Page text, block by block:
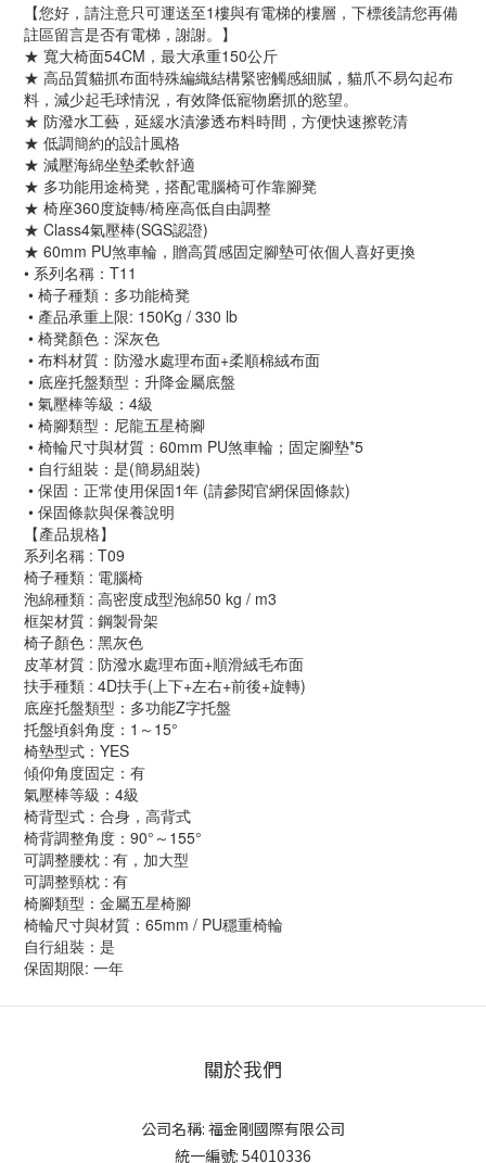
【您好，請注意只可運送至1樓與有電梯的樓層，下標後請您再備
註區留言是否有電梯，謝謝。】
★ 寬大椅面54CM，最大承重150公斤
★ 高品質貓抓布面特殊編織結構緊密觸感細膩，貓爪不易勾起布
料，減少起毛球情況，有效降低寵物磨抓的慾望。
★ 防潑水工藝，延緩水漬滲透布料時間，方便快速擦乾清
★ 低調簡約的設計風格
★ 減壓海綿坐墊柔軟舒適
★ 多功能用途椅凳，搭配電腦椅可作靠腳凳
★ 椅座360度旋轉/椅座高低自由調整
★ Class4氣壓棒(SGS認證)
★ 60mm PU煞車輪，贈高質感固定腳墊可依個人喜好更換
• 系列名稱：T11
• 椅子種類：多功能椅凳
• 產品承重上限: 150Kg / 330 lb
• 椅凳顏色：深灰色
• 布料材質：防潑水處理布面+柔順棉絨布面
• 底座托盤類型：升降金屬底盤
• 氣壓棒等級：4級
• 椅腳類型：尼龍五星椅腳
• 椅輪尺寸與材質：60mm PU煞車輪；固定腳墊*5
• 自行組裝：是(簡易組裝)
• 保固：正常使用保固1年 (請參閱官網保固條款)
• 保固條款與保養說明
【產品規格】
系列名稱 : T09
椅子種類 : 電腦椅
泡綿種類 : 高密度成型泡綿50 kg / m3
框架材質 : 鋼製骨架
椅子顏色 : 黑灰色
皮革材質 : 防潑水處理布面+順滑絨毛布面
扶手種類 : 4D扶手(上下+左右+前後+旋轉)
底座托盤類型：多功能Z字托盤
托盤頃斜角度：1～15°
椅墊型式：YES
傾仰角度固定：有
氣壓棒等級：4級
椅背型式：合身，高背式
椅背調整角度：90°～155°
可調整腰枕 : 有，加大型
可調整頸枕 : 有
椅腳類型：金屬五星椅腳
椅輪尺寸與材質：65mm / PU穩重椅輪
自行組裝：是
保固期限: 一年
關於我們
公司名稱: 福金剛國際有限公司
統一編號: 54010336